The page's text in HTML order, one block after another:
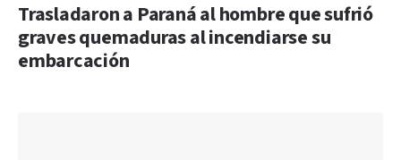
Trasladaron a Paraná al hombre que sufrió
graves quemaduras al incendiarse su
embarcación